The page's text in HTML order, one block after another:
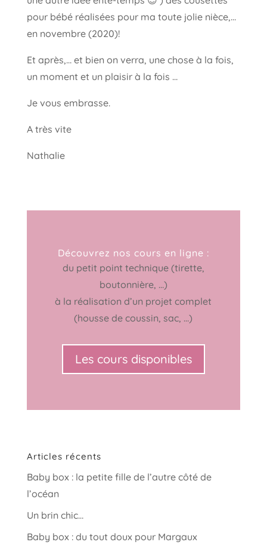
pour bébé réalisées pour ma toute jolie nièce,…
en novembre (2020)!
Et après,… et bien on verra, une chose à la fois,
un moment et un plaisir à la fois …
Je vous embrasse.
A très vite
Nathalie
Découvrez nos cours en ligne :
du petit point technique (tirette,
boutonnière, …)
à la réalisation d’un projet complet
(housse de coussin, sac, …)
Les cours disponibles
Articles récents
Baby box : la petite fille de l’autre côté de
l’océan
Un brin chic…
Baby box : du tout doux pour Margaux